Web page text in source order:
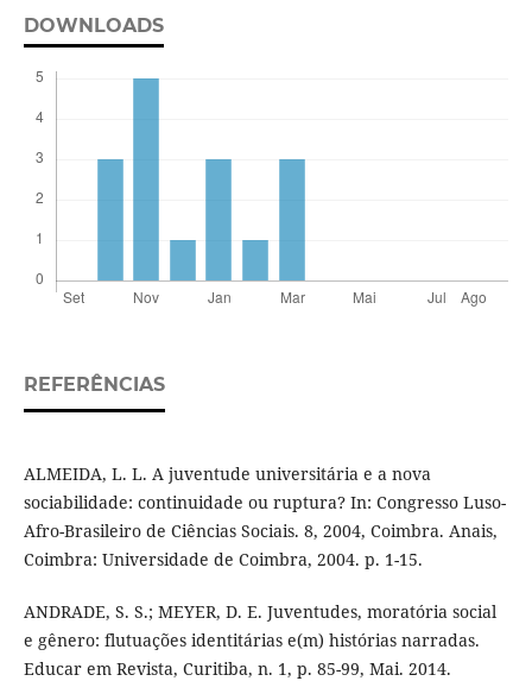
DOWNLOADS
REFERÊNCIAS
ALMEIDA, L. L. A juventude universitária e a nova
sociabilidade: continuidade ou ruptura? In: Congresso Luso-
Afro-Brasileiro de Ciências Sociais. 8, 2004, Coimbra. Anais,
Coimbra: Universidade de Coimbra, 2004. p. 1-15.
ANDRADE, S. S.; MEYER, D. E. Juventudes, moratória social
e gênero: flutuações identitárias e(m) histórias narradas.
Educar em Revista, Curitiba, n. 1, p. 85-99, Mai. 2014.